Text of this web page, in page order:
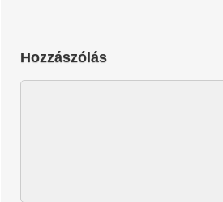
Hozzászólás